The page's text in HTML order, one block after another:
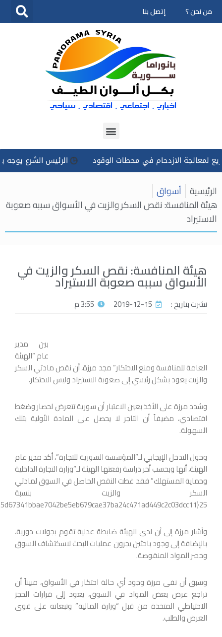
تخطى
من نحن ؟ إتصل بنا
الازدحام في محطات الوقود الرئيس الشرع يوجه بتسخير
الرئيسية أسواق
هيئة المنافسة: نقص السكر والزيت في الأسواق سببه صعوبة
الاستيراد
هيئة المنافسة: نقص السكر والزيت في
الأسواق سببه صعوبة الاستيراد
نشرت بتاريخ : 2019-12-15 3:55 م
بين مدير
عام “الهيئة
العامة للمنافسة ومنع الاحتكار” مجد مرزة، أن نقص مادتي السكر
والزيت يعود بشكل رئيسي إلى صعوبة الاستيراد وليس الاحتكار.
وشدد مرزة على الأخذ بعين الاعتبار أن سورية تتعرض لحصار وضغط
اقتصادي، مضيفاً أن التاجر لا يحصل على المادة الأولية بتلك
السهولة.
وحول التدخل الإيجابي لـ”المؤسسة السورية للتجارة”، أكد مدير عام
الهيئة، أنها وبحسب أخر دراسة رفعتها الهيئة لـ”وزارة التجارة الداخلية
وحماية المستهلك” فقد غطت النقص الحاصل في السوق لمادتي
السكر والزيت بنسبة
25{ae2208bec36715d67341bbae7042be5eb679cae37ba24c471ad449c2c03dcc11}.
وأشار مرزة إلى أن لدى الهيئة ضابطة عدلية تقوم بجولات دورية،
بالإضافة إلى وجود باحثين يجرون عمليات البحث لاسكتشاف السوق
وحصر المواد المنقوصة.
وسبق أن نفى مرزة وجود أي حالة احتكار في الأسواق، مبيناً أن
تراجع عرض بعض المواد في السوق، يعود إلى قرارات الحجز
الاحتياطي المتخذة من قبل “وزارة المالية” وتبعاته على قوى
العرض والطلب.